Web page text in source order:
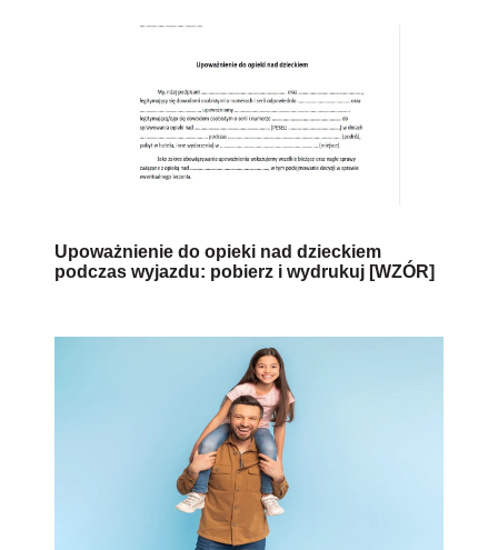
Upoważnienie do opieki nad dzieckiem
podczas wyjazdu: pobierz i wydrukuj [WZÓR]